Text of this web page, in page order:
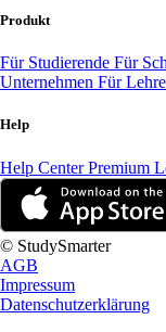
Produkt
Für Studierende Für
Unternehmen Für
Help
Help CenterPremium
© StudySmarter
AGB
Impressum
Datenschutzerklärung